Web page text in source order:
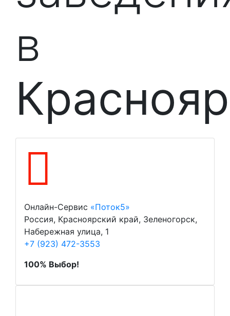
в
Онлайн-Сервис «Поток5»
Россия, Красноярский край, Зеленогорск,
Набережная улица, 1
+7 (923) 472-3553
100% Выбор!